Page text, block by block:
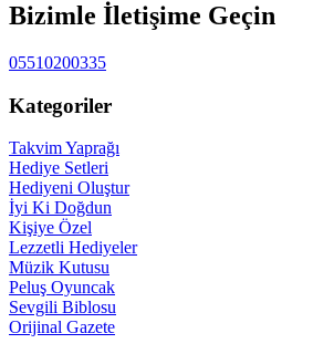
Bizimle İletişime Geçin
05510200335
Kategoriler
Takvim Yaprağı
Hediye Setleri
Hediyeni Oluştur
İyi Ki Doğdun
Kişiye Özel
Lezzetli Hediyeler
Müzik Kutusu
Peluş Oyuncak
Sevgili Biblosu
Orijinal Gazete